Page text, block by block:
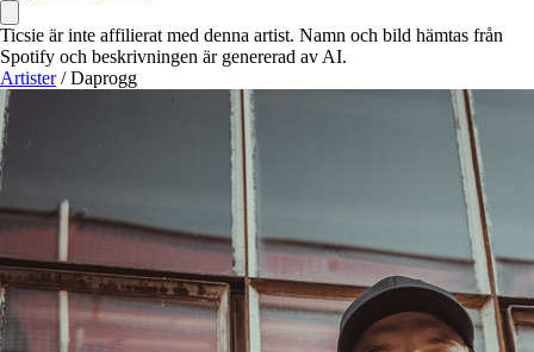
Ticsie är inte affilierat med denna artist. Namn och bild hämtas från
Spotify och beskrivningen är genererad av AI.
Artister / Daprogg